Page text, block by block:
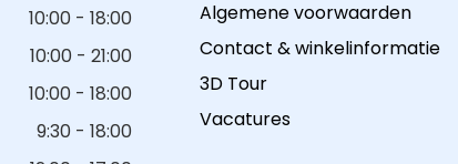
10:00 - 18:00
10:00 - 21:00
10:00 - 18:00
9:30 - 18:00
Algemene voorwaarden
Contact & winkelinformatie
3D Tour
Vacatures